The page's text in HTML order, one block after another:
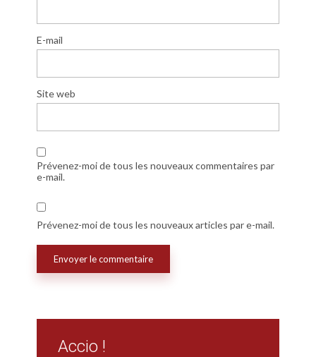
E-mail
Site web
Prévenez-moi de tous les nouveaux commentaires par
e-mail.
Prévenez-moi de tous les nouveaux articles par e-mail.
Accio !